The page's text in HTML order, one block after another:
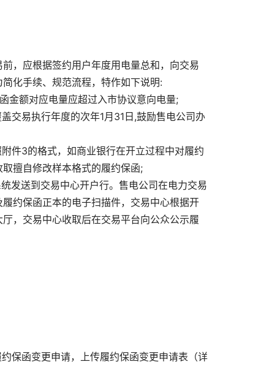
，应根据签约用户年度用电量总和，向交易
化手续、规范流程，特作如下说明:
金额对应电量应超过入市协议意向电量;
交易执行年度的次年1月31日,鼓励售电公司办
件3的格式，如商业银行在开立过程中对履约
擅自修改样本格式的履约保函;
发送到交易中心开户行。售电公司在电力交易
约保函正本的电子扫描件，交易中心根据开
，交易中心收取后在交易平台向公众公示履
保函变更申请，上传履约保函变更申请表（详